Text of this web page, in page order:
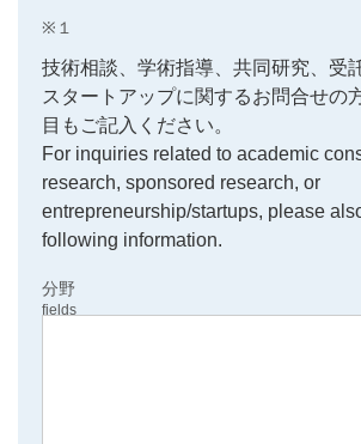
※１
技術相談、学術指導、共同研究、受
スタートアップに関するお問合せの
目もご記入ください。
For inquiries related to academic
research, sponsored research, or
entrepreneurship/startups, please
following information.
分野
fields